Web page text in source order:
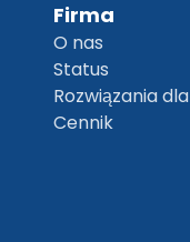
Firma
O nas
Status
Rozwiązania
Cennik